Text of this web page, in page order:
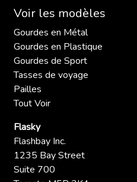
Voir les modèles
Gourdes en Métal
Gourdes en Plastique
Gourdes de Sport
Tasses de voyage
Pailles
Tout Voir
Flasky
Flashbay Inc.
1235 Bay Street
Suite 700